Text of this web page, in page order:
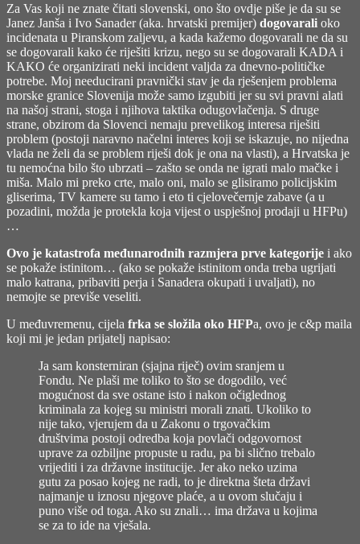
Za Vas koji ne znate čitati slovenski, ono što ovdje piše je da su se
Janez Janša i Ivo Sanader (aka. hrvatski premijer) dogovarali oko
incidenata u Piranskom zaljevu, a kada kažemo dogovarali ne da su
se dogovarali kako će riješiti krizu, nego su se dogovarali KADA i
KAKO će organizirati neki incident valjda za dnevno-političke
potrebe. Moj needucirani pravnički stav je da rješenjem problema
morske granice Slovenija može samo izgubiti jer su svi pravni alati
na našoj strani, stoga i njihova taktika odugovlačenja. S druge
strane, obzirom da Slovenci nemaju prevelikog interesa riješiti
problem (postoji naravno načelni interes koji se iskazuje, no nijedna
vlada ne želi da se problem riješi dok je ona na vlasti), a Hrvatska je
tu nemoćna bilo što ubrzati – zašto se onda ne igrati malo mačke i
miša. Malo mi preko crte, malo oni, malo se glisiramo policijskim
gliserima, TV kamere su tamo i eto ti cjelovečernje zabave (a u
pozadini, možda je protekla koja vijest o uspješnoj prodaji u HFPu)
…
Ovo je katastrofa međunarodnih razmjera prve kategorije i ako
se pokaže istinitom… (ako se pokaže istinitom onda treba ugrijati
malo katrana, pribaviti perja i Sanadera okupati i uvaljati), no
nemojte se previše veseliti.
U međuvremenu, cijela frka se složila oko HFPa, ovo je c&p maila
koji mi je jedan prijatelj napisao:
Ja sam konsterniran (sjajna riječ) ovim sranjem u
Fondu. Ne plaši me toliko to što se dogodilo, već
mogućnost da sve ostane isto i nakon očiglednog
kriminala za kojeg su ministri morali znati. Ukoliko to
nije tako, vjerujem da u Zakonu o trgovačkim
društvima postoji odredba koja povlači odgovornost
uprave za ozbiljne propuste u radu, pa bi slično trebalo
vrijediti i za državne institucije. Jer ako neko uzima
gutu za posao kojeg ne radi, to je direktna šteta državi
najmanje u iznosu njegove plaće, a u ovom slučaju i
puno više od toga. Ako su znali… ima država u kojima
se za to ide na vješala.